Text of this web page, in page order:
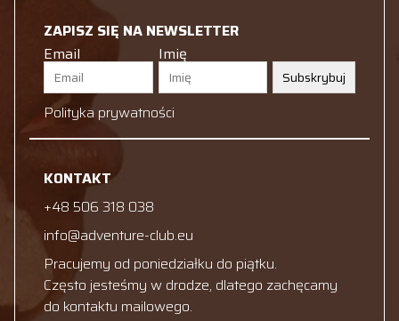
ZAPISZ SIĘ NA NEWSLETTER
Email
Imię
Subskrybuj
Polityka prywatności
KONTAKT
+48 506 318 038
info@adventure-club.eu
Pracujemy od poniedziałku do piątku.
Często jesteśmy w drodze, dlatego zachęcamy
do kontaktu mailowego.